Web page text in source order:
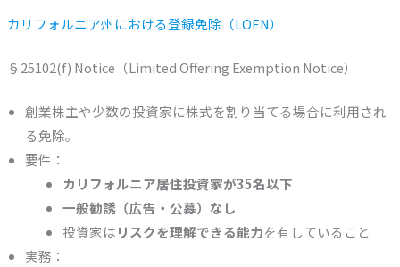
カリフォルニア州における登録免除（LOEN）
§25102(f) Notice（Limited Offering Exemption Notice）
創業株主や少数の投資家に株式を割り当てる場合に利用され
る免除。
要件：
カリフォルニア居住投資家が35名以下
一般勧誘（広告・公募）なし
投資家はリスクを理解できる能力を有していること
実務：